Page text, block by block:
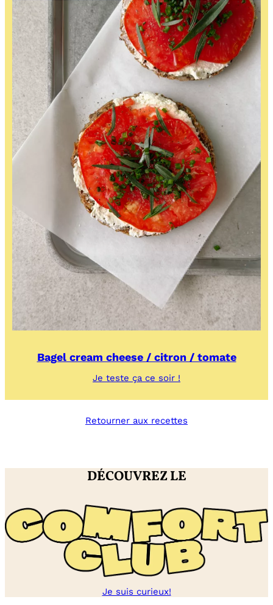
Bagel cream cheese / citron / tomate
Je teste ça ce soir !
cream
/
Retourner aux recettes
DÉCOUVREZ LE
Je suis curieux!